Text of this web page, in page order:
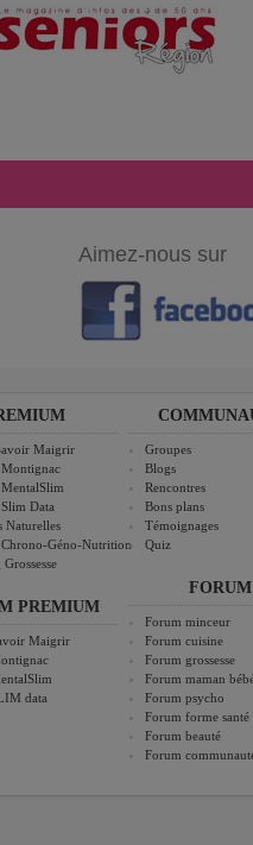
Aimez-nous sur
Maigrir
Data
Naturelles
Géno-Nutrition
PREMIUM
Maigrir
data
Groupes
Blogs
Rencontres
Bons plans
Témoignages
Quiz
FORUM
Forum minceur
Forum cuisine
Forum grossesse
Forum maman
Forum psycho
Forum forme santé
Forum beauté
Forum